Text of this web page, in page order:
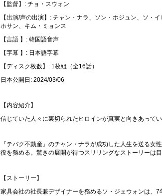
【監督】: チョ・スウォン
【出演/声の出演】: チャン・ナラ、ソン・ホジュン、ソ・
ホサン、キム・ミョンス
【言語 】: 韓国語音声
【字幕 】: 日本語字幕
【ディスク枚数】: 1枚組（全16話）
日本公開日: 2024/03/06
【内容紹介】
信じていた人々に裏切られたヒロインが真実と向きあって
『テバク不動産』のチャン・ナラが成功した人生を送る女
役を務める。驚きの展開が待つスリリングなストーリーは目
【ストーリー】
家具会社の社長兼デザイナーを務めるソ・ジェウォンは、